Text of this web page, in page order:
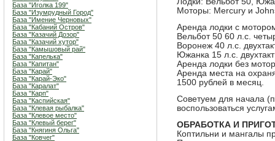
База "Иголка 199"
База "Изумрудный Город"
База "Имение Черновых"
База "Кабаний Остров"
База "Казачий Дозор"
База "Казачий хутор"
База "Камышовый рай"
База "Капелька"
База "Капитан"
База "Карай"
База "Карай-Эко"
База "Каралат"
База "Карп"
База "Каспийская"
База "Клевая рыбалка"
База "Клевое место"
База "Клевый берег"
База "Княгиня Ольга"
База "Ковчег"
Моторы: Mercury и
Аренда лодки с
Вельбот 50 60 л.с.
Воронеж 40 л.с.
Южанка 15 л.с.
Аренда лодки без
Аренда места на
1500 рублей в месяц.
Советуем для начала
воспользоваться
ОБРАБОТКА И
Коптильни и мангалы